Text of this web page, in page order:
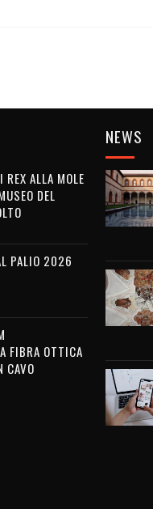
REX ALLA MOLE
DEL
PALIO 2026
FIBRA OTTICA
CAVO
NEWS